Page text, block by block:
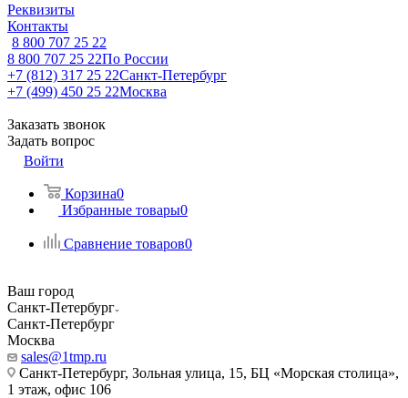
Реквизиты
Контакты
8 800 707 25 22
8 800 707 25 22По России
+7 (812) 317 25 22Санкт-Петербург
+7 (499) 450 25 22Москва
Заказать звонок
Задать вопрос
Войти
Корзина0
Избранные товары0
Сравнение товаров0
Ваш город
Санкт-Петербург
Санкт-Петербург
Москва
sales@1tmp.ru
Санкт-Петербург, Зольная улица, 15, БЦ «Морская столица»,
1 этаж, офис 106